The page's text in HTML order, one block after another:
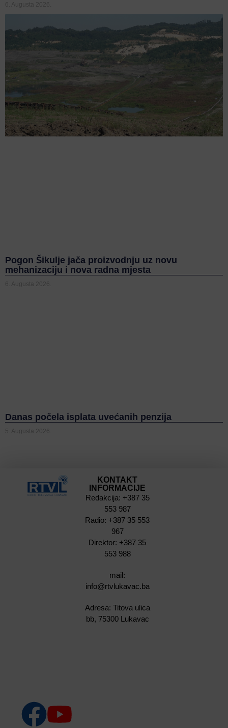
6. Augusta 2026.
Pogon Šikulje jača proizvodnju uz novu
mehanizaciju i nova radna mjesta
6. Augusta 2026.
Danas počela isplata uvećanih penzija
5. Augusta 2026.
KONTAKT
INFORMACIJE
Redakcija: +387 35
553 987
Radio: +387 35 553
967
Direktor: +387 35
553 988
mail:
info@rtvlukavac.ba
Adresa: Titova ulica
bb, 75300 Lukavac